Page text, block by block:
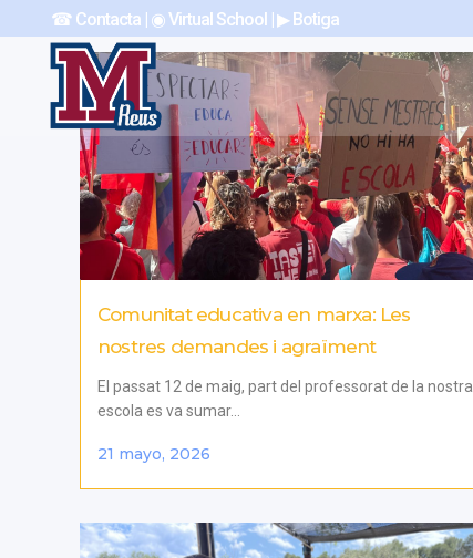
☎︎ Contacta | ◉ Virtual School |▶︎ Botiga
Comunitat educativa en marxa: Les
nostres demandes i agraïment
El passat 12 de maig, part del professorat de la nostra
escola es va sumar...
21 mayo, 2026